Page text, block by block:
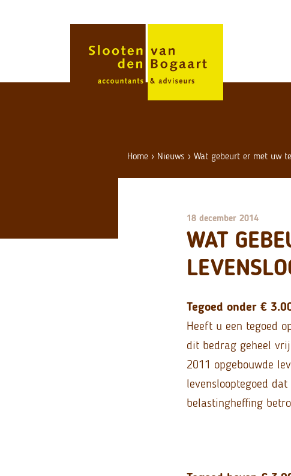
Home › Nieuws › Wat gebeurt er met uw
18 december 2014
WAT
Tegoed onder €
Heeft u een tegoed
dit bedrag geheel
2011 opgebouwde
levenslooptegoed
belastingheffing